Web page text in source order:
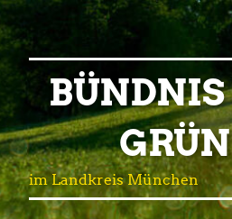
im Landkreis München